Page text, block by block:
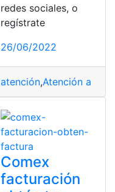
Pycca,Servicio al cliente
redes sociales, o
regístrate
26/06/2022
atención,Atención a
Comex
facturación